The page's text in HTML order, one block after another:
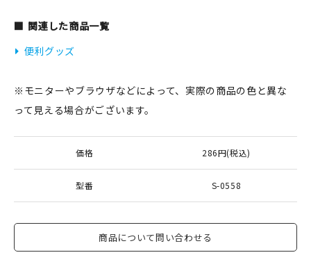
関連した商品一覧
便利グッズ
※モニターやブラウザなどによって、実際の商品の色と異な
って見える場合がございます。
価格 286円(税込)
型番 S-0558
商品について問い合わせる